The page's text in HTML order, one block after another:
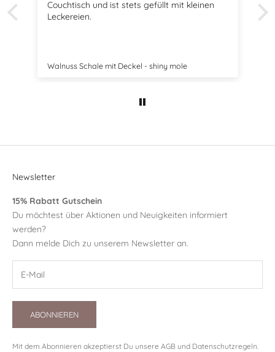
Swedish Birds Osterdekoration 2er Set - mole dot
Newsletter
15% Rabatt Gutschein
Du möchtest über Aktionen und Neuigkeiten informiert
werden?
Dann melde Dich zu unserem Newsletter an.
ABONNIEREN
Mit dem Abonnieren akzeptierst Du unsere AGB und Datenschutzregeln